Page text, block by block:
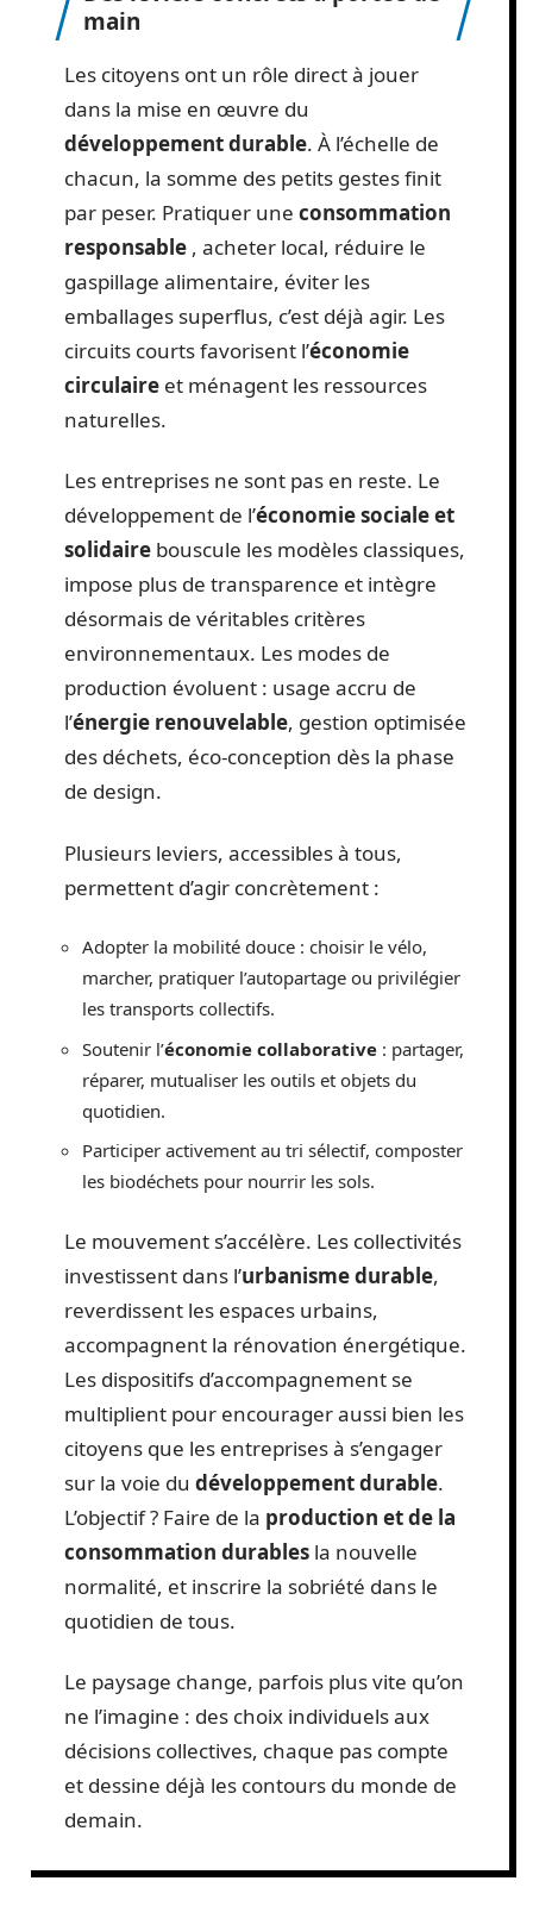
main
Les citoyens ont un rôle direct à jouer
dans la mise en œuvre du
développement durable. À l’échelle de
chacun, la somme des petits gestes finit
par peser. Pratiquer une consommation
responsable , acheter local, réduire le
gaspillage alimentaire, éviter les
emballages superflus, c’est déjà agir. Les
circuits courts favorisent l’économie
circulaire et ménagent les ressources
naturelles.
Les entreprises ne sont pas en reste. Le
développement de l’économie sociale et
solidaire bouscule les modèles classiques,
impose plus de transparence et intègre
désormais de véritables critères
environnementaux. Les modes de
production évoluent : usage accru de
l’énergie renouvelable, gestion optimisée
des déchets, éco-conception dès la phase
de design.
Plusieurs leviers, accessibles à tous,
permettent d’agir concrètement :
Adopter la mobilité douce : choisir le vélo,
marcher, pratiquer l’autopartage ou privilégier
les transports collectifs.
Soutenir l’économie collaborative : partager,
réparer, mutualiser les outils et objets du
quotidien.
Participer activement au tri sélectif, composter
les biodéchets pour nourrir les sols.
Le mouvement s’accélère. Les collectivités
investissent dans l’urbanisme durable,
reverdissent les espaces urbains,
accompagnent la rénovation énergétique.
Les dispositifs d’accompagnement se
multiplient pour encourager aussi bien les
citoyens que les entreprises à s’engager
sur la voie du développement durable.
L’objectif ? Faire de la production et de la
consommation durables la nouvelle
normalité, et inscrire la sobriété dans le
quotidien de tous.
Le paysage change, parfois plus vite qu’on
ne l’imagine : des choix individuels aux
décisions collectives, chaque pas compte
et dessine déjà les contours du monde de
demain.